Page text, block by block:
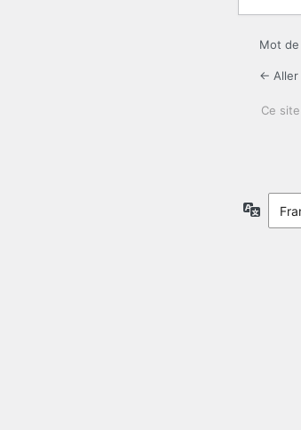
Mot
← Aller